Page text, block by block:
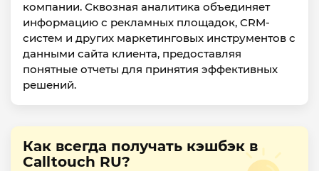
компании. Сквозная аналитика объединяет
информацию с рекламных площадок, CRM-
систем и других маркетинговых инструментов с
данными сайта клиента, предоставляя
понятные отчеты для принятия эффективных
решений.
Как всегда получать кэшбэк в
Calltouch RU?